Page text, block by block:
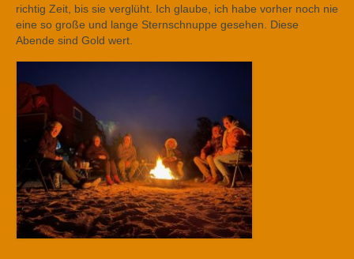
richtig Zeit, bis sie verglüht. Ich glaube, ich habe vorher noch nie
eine so große und lange Sternschnuppe gesehen. Diese
Abende sind Gold wert.